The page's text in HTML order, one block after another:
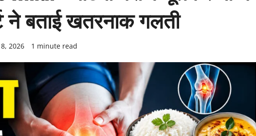
ने बताई खतरनाक गलती
2026 1 minute read